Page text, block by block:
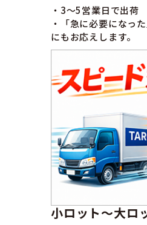
・3〜5営業日で出荷
・「急に必要になっ
にもお応えします。
小ロット〜大ロ